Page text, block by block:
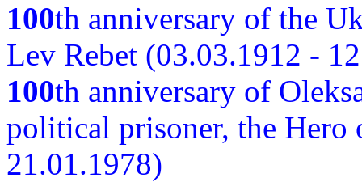
100th anniversary of the
Lev Rebet (03.03.1912 -
100th anniversary of
political prisoner, the
21.01.1978)